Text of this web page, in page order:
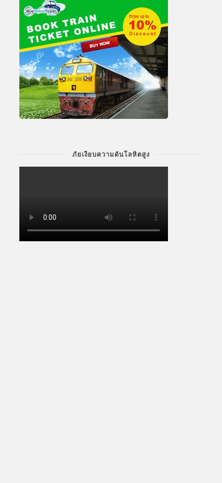
ภัยเงียบความดันโลหิตสูง